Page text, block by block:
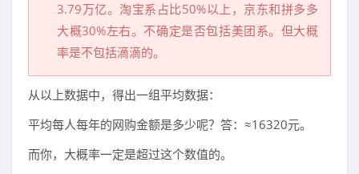
3.79万亿。淘宝系占比50%以上，京东和拼多多
大概30%左右。不确定是否包括美团系。但大概
率是不包括滴滴的。
从以上数据中，得出一组平均数据：
平均每人每年的网购金额是多少呢？答：≈16320元。
而你，大概率一定是超过这个数值的。